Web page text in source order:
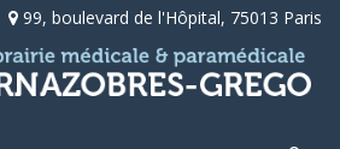
99, boulevard de l'Hôpital, 75013 Paris